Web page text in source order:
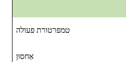
טמפרטורת פעולה
אִחסוּן